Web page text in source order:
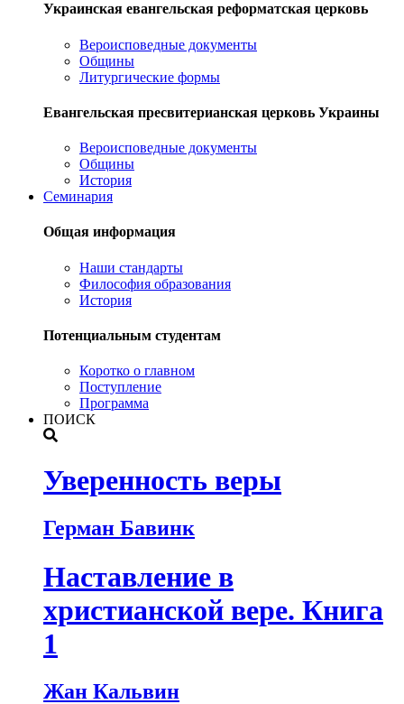
Украинская евангельская реформатская церковь
Вероисповедные документы
Общины
Литургические формы
Евангельская пресвитерианская церковь Украины
Вероисповедные документы
Общины
История
Семинария
Общая информация
Наши стандарты
Философия образования
История
Потенциальным студентам
Коротко о главном
Поступление
Программа
ПОИСК
Уверенность веры
Герман Бавинк
Наставление в
христианской вере. Книга
1
Жан Кальвин